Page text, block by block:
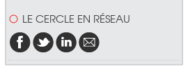
LE CERCLE EN RÉSEAU